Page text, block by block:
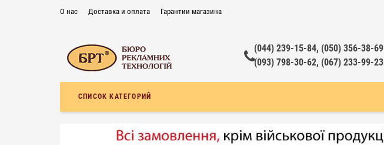
О нас Доставка и оплата Гарантии магазина
(044) 239-15-84, (050) 356-38-69
(093) 798-30-62, (067) 233-99-23
СПИСОК КАТЕГОРИЙ